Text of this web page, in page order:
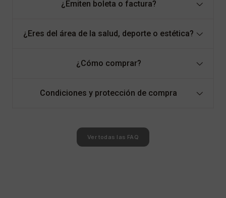
¿Emiten boleta o factura?
¿Eres del área de la salud, deporte o estética?
¿Cómo comprar?
Condiciones y protección de compra
Ver todas las FAQ